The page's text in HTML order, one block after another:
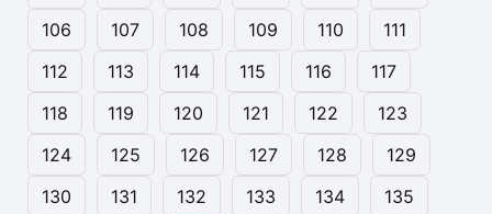
106
107 108 109 110
111
112
113 114 115 116
117
118
119 120 121 122
123
124
125 126 127 128
129
130
131 132 133 134
135